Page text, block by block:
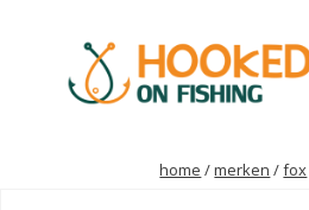
home /merken /fox